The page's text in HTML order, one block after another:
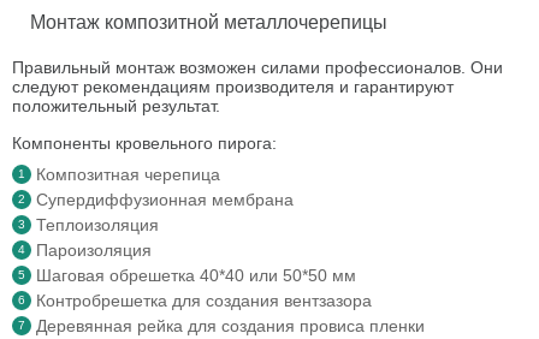
Монтаж композитной металлочерепицы
Правильный монтаж возможен силами профессионалов. Они
следуют рекомендациям производителя и гарантируют
положительный результат.
Компоненты кровельного пирога:
Композитная черепица
Супердиффузионная мембрана
Теплоизоляция
Пароизоляция
Шаговая обрешетка 40*40 или 50*50 мм
Контробрешетка для создания вентзазора
Деревянная рейка для создания провиса пленки